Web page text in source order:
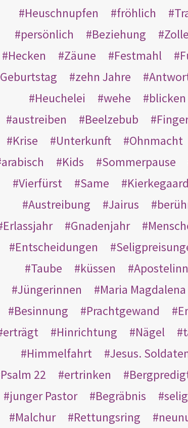
Heuschnupfen
fröhlich
persönlich
Beziehung
Hecken
Zäune Festmahl
Geburtstag
zehn Jahre
Heuchelei
wehe blicken
austreiben
Beelzebub
Krise
Unterkunft Ohnmacht
arabisch
Kids Sommerpause
Vierfürst
Same Kierkegaard
Austreibung
Jairus
Erlassjahr
Gnadenjahr
Entscheidungen
Taube
küssen
Jüngerinnen
Maria Magdalena
Besinnung
Prachtgewand
erträgt
Hinrichtung Nägel
Himmelfahrt
Jesus.
Psalm 22
ertrinken
junger Pastor
Begräbnis selig
Malchur
Rettungsring